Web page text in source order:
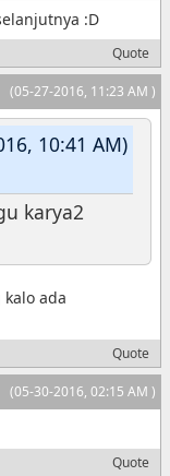
:D
Quote
(05-27-2016, 11:23 AM )
10:41 AM)
karya2
ada
Quote
(05-30-2016, 02:15 AM )
Quote